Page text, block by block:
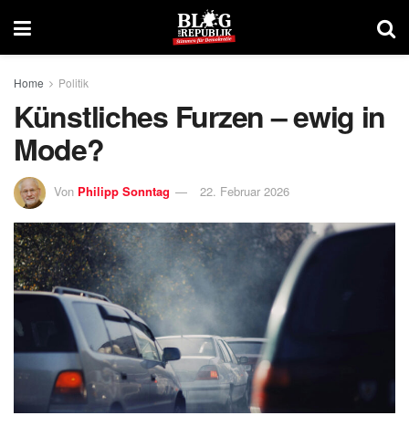
Home Politik
Künstliches Furzen – ewig in
Mode?
Von Philipp Sonntag 22. Februar 2026